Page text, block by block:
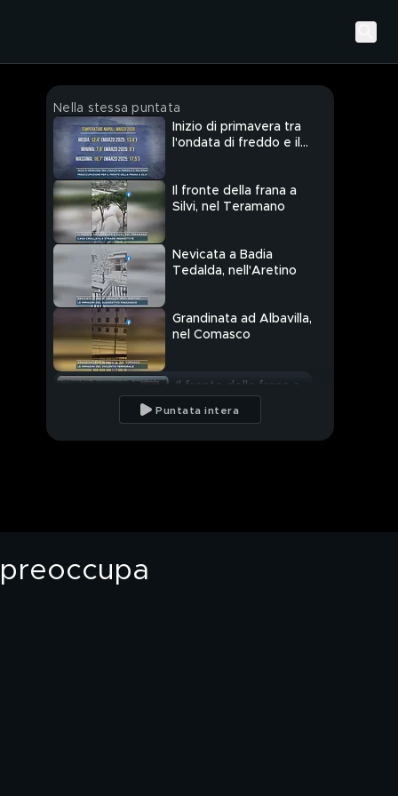
Nella stessa puntata
Inizio di primavera tra
l'ondata di freddo e il
Il fronte della frana a
Silvi, nel Teramano
Nevicata a Badia
Tedalda, nell'Aretino
Grandinata ad Albavilla,
nel Comasco
Il fronte della frana a
Puntata intera